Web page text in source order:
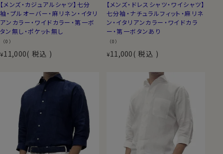
【メンズ・カジュアルシャツ】七分
袖・プルオーバー・麻リネン・イタリ
アンカラー・ワイドカラー・第一ボ
タン無し・ポケット無し
（0）
¥11,000 税込
【メンズ・ドレスシャツ・ワイシャツ】
七分袖・ナチュラルフィット・麻リネ
ン・イタリアンカラー・ワイドカラ
ー・第一ボタンあり
（0）
¥11,000 税込